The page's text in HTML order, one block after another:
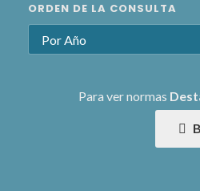
ORDEN DE LA CONSULTA
Para ver normas